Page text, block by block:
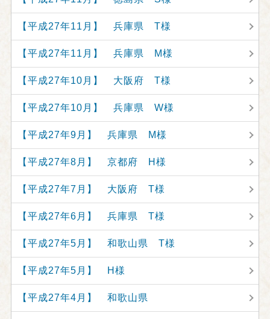
【平成27年11月】 兵庫県 T様
【平成27年11月】 兵庫県 M様
【平成27年10月】 大阪府 T様
【平成27年10月】 兵庫県 W様
【平成27年9月】 兵庫県 M様
【平成27年8月】 京都府 H様
【平成27年7月】 大阪府 T様
【平成27年6月】 兵庫県 T様
【平成27年5月】 和歌山県 T様
【平成27年5月】 H様
【平成27年4月】 和歌山県